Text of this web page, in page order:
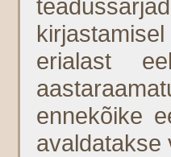
erialast
ennekõike
avaldatakse